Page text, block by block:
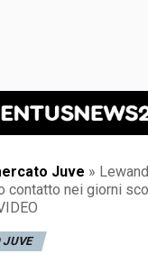
Juventus News
Juve »
contatto nei giorni
JUVE